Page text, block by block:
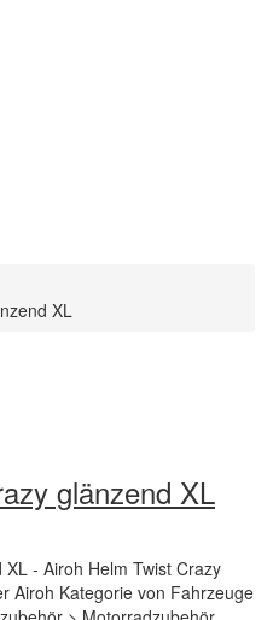
XL
glänzend XL
- Airoh Helm Twist Crazy
Airoh Kategorie von Fahrzeuge